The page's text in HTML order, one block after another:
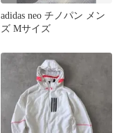
adidas neo チノパン メン
ズ Mサイズ